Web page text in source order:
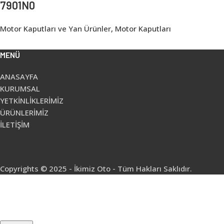
7901N0
Motor Kaputları ve Yan Ürünler, Motor Kaputları
MENÜ
ANASAYFA
KURUMSAL
YETKİNLİKLERİMİZ
ÜRÜNLERİMİZ
İLETİŞİM
Copyrights © 2025 - İkimiz Oto - Tüm Hakları Saklıdır.